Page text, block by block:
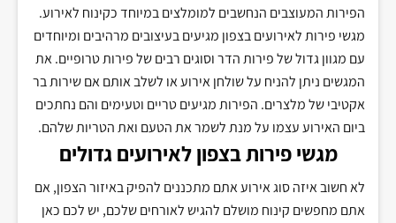
הפירות המעוצבים הנחשבים למומלצים במיוחד כקינוח לאירוע.
מגשי פירות לאירועים בצפון מגיעים בעיצובים מרהיבים ומיוחדים
עם מגוון גדול של פירות הדר וסוגים רבים של פירות טרופיים. את
המגשים ניתן להניח על שולחן אירוע או לשלב אותם אם שירות בר
אקטיבי של מלצרים. הפירות מגיעים טריים וטעימים והם נחתכים
ביום האירוע עצמו על מנת לשמר את הטעם ואת הטריות שלהם.
מגשי פירות בצפון לאירועים גדולים
לא חשוב איזה סוג אירוע אתם מתכננים להפיק באיזור הצפון, אם
אתם מחפשים קינוח מושלם להגיש לאורחים שלכם, יש לכם כאן